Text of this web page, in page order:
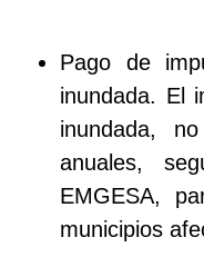
Pago de
inundada. El
inundada,
anuales,
EMGESA,
municipios